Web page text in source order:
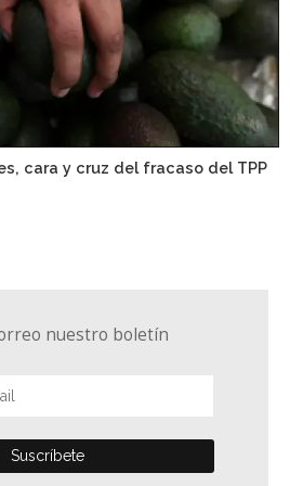
cara y cruz del fracaso del TPP
nuestro boletín